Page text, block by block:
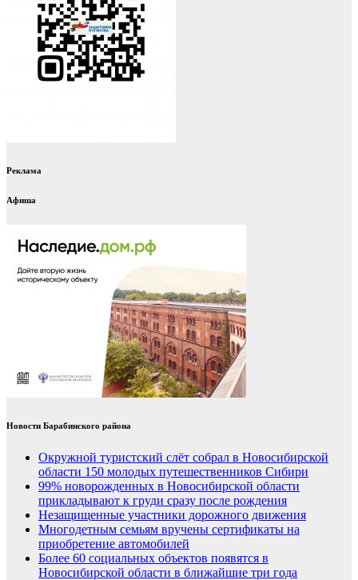
Реклама
Афиша
Новости Барабинского района
Окружной туристский слёт собрал в Новосибирской
области 150 молодых путешественников Сибири
99% новорожденных в Новосибирской области
прикладывают к груди сразу после рождения
Незащищенные участники дорожного движения
Многодетным семьям вручены сертификаты на
приобретение автомобилей
Более 60 социальных объектов появятся в
Новосибирской области в ближайшие три года